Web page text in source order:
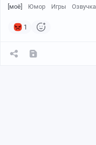
[моё] Юмор Игры Озвучка
1